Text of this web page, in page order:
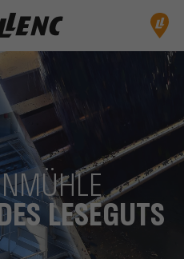
LESEGUTS